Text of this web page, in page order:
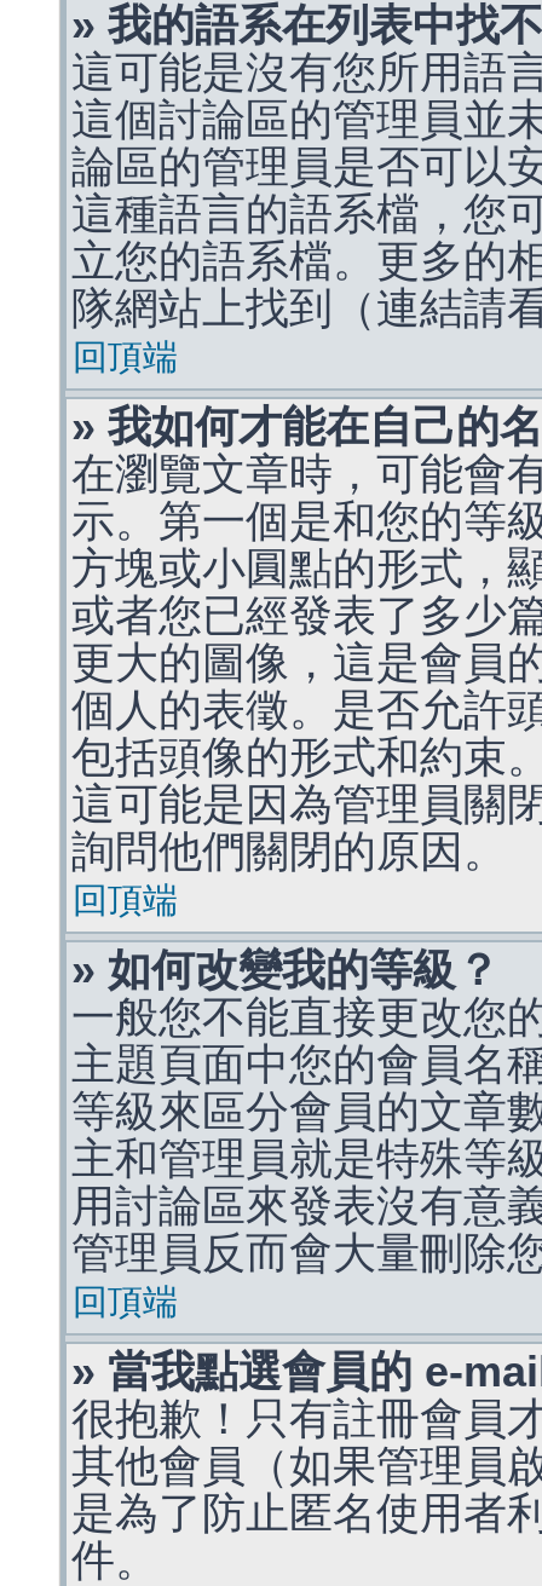
» 我的語系在列表中找
這可能是沒有您所用語
這個討論區的管理員並
論區的管理員是否可以
這種語言的語系檔，您
立您的語系檔。更多的
隊網站上找到（連結請
回頂端
» 我如何才能在自己的
在瀏覽文章時，可能會
示。第一個是和您的等
方塊或小圓點的形式，
或者您已經發表了多少
更大的圖像，這是會員
個人的表徵。是否允許
包括頭像的形式和約束
這可能是因為管理員關
詢問他們關閉的原因。
回頂端
» 如何改變我的等級？
一般您不能直接更改您
主題頁面中您的會員名
等級來區分會員的文章
主和管理員就是特殊等
用討論區來發表沒有意
管理員反而會大量刪除
回頂端
» 當我點選會員的 e-
很抱歉！只有註冊會員
其他會員（如果管理員
是為了防止匿名使用者
件。